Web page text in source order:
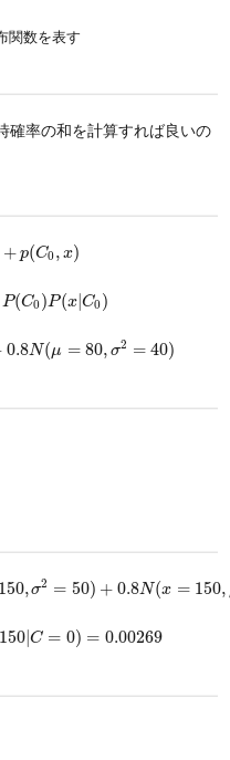
関数を表す
確率の和を計算すれば良いの
+ p(C0, x)
C ,x)
P(C0)P(x C0)
C0)P x |C )
0.8N(μ = 80, σ2 = 40)
μ =80,σ 40)
150,σ2 = 50) + 0.8N(x = 150,
= 50 +0.8 N(x= 150,μ=80 2=40
150 |C = 0) = 0.00269
|C=0) 0.00269